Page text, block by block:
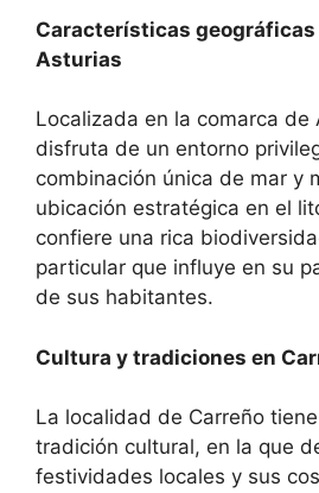
Características geográficas
Asturias
Localizada en la comarca de
disfruta de un entorno
combinación única de mar y
ubicación estratégica en el
confiere una rica
particular que influye en su
de sus habitantes.
Cultura y tradiciones en
La localidad de Carreño
tradición cultural, en la que
festividades locales y sus